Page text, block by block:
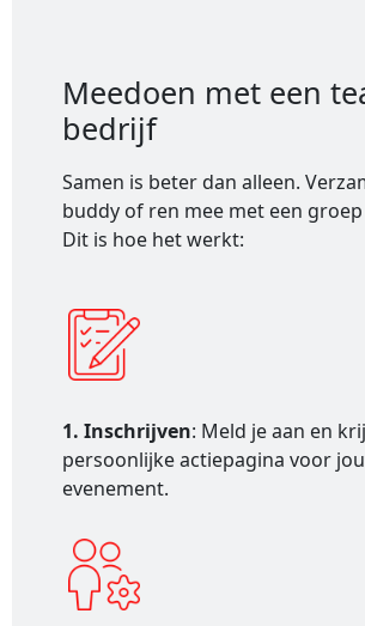
Meedoen met een
bedrijf
Samen is beter dan alleen.
buddy of ren mee met een groep
Dit is hoe het werkt:
1. Inschrijven: Meld je aan en
persoonlijke actiepagina voor
evenement.